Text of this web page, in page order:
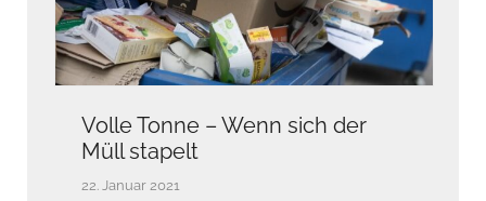
Volle Tonne – Wenn sich der
Müll stapelt
22. Januar 2021